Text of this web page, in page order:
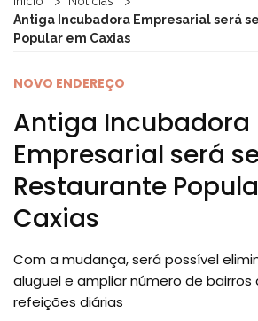
Antiga Incubadora Empresarial será
Popular em Caxias
NOVO ENDEREÇO
Antiga Incubadora
Empresarial será
Restaurante
Caxias
Com a mudança, será possível
aluguel e ampliar número de
refeições diárias